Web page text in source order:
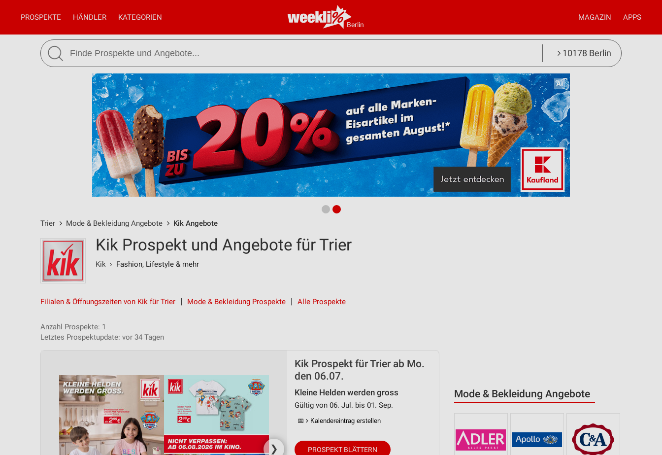
Berlin
PROSPEKTE HÄNDLER KATEGORIEN MAGAZIN APPS
10178 Berlin
Trier Mode & Bekleidung Angebote Kik Angebote
Mode & Bekleidung Angebote
Kik Prospekt und Angebote für Trier
Kik › Fashion, Lifestyle & mehr‎
Filialen & Öffnungszeiten von Kik für Trier Mode & Bekleidung Prospekte Alle Prospekte
Anzahl Prospekte: 1
Letztes Prospektupdate: vor 34 Tagen
❯
Kik Prospekt für Trier ab Mo.
den 06.07.
Kleine Helden werden gross
Gültig von 06. Jul. bis 01. Sep.
📅 Kalendereintrag erstellen
PROSPEKT BLÄTTERN